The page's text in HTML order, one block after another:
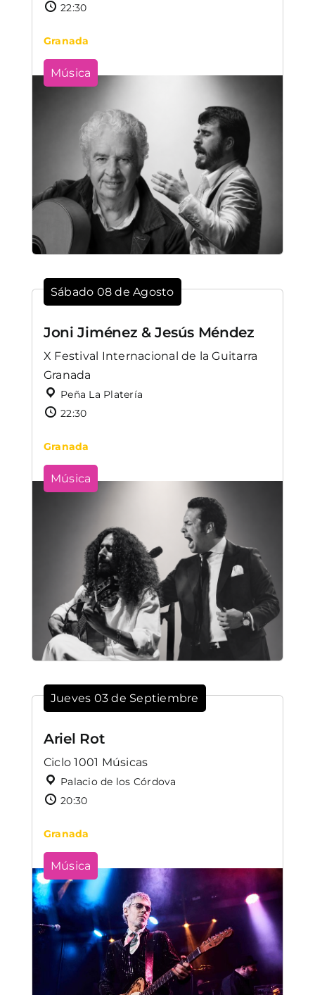
22:30
Granada
Música
Sábado 08 de Agosto
Joni Jiménez & Jesús Méndez
X Festival Internacional de la Guitarra
Granada
Peña La Platería
22:30
Granada
Música
Jueves 03 de Septiembre
Ariel Rot
Ciclo 1001 Músicas
Palacio de los Córdova
20:30
Granada
Música